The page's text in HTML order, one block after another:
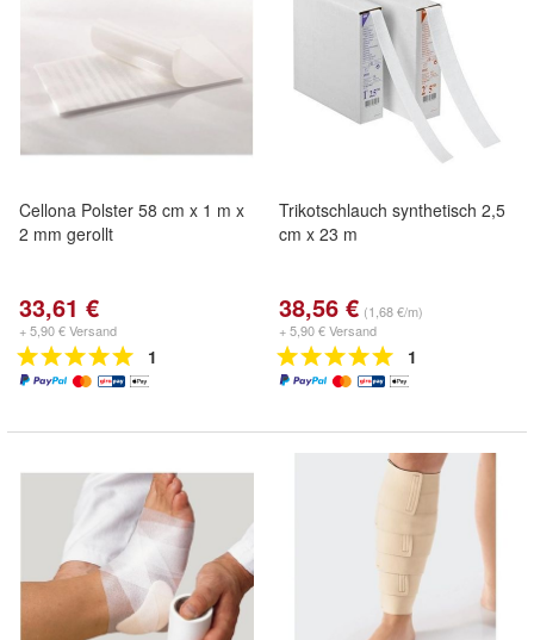
Cellona Polster 58 cm x 1 m x
2 mm gerollt
33,61 €
+ 5,90 € Versand
1
Trikotschlauch synthetisch 2,5
cm x 23 m
38,56 € (1,68 €/m)
+ 5,90 € Versand
1